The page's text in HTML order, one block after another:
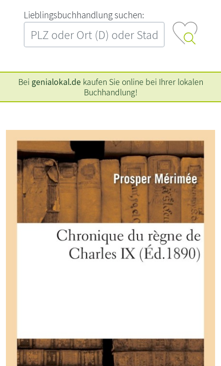
L‍i‍e‍b‍l‍i‍n‍g‍s‍b‍u‍c‍h‍h‍a‍n‍d‍l‍u‍n‍g‍ ‍s‍u‍c‍h‍e‍n‍:‍
Bei genialokal.de kaufen Sie online bei Ihrer lokalen
Buchhandlung!